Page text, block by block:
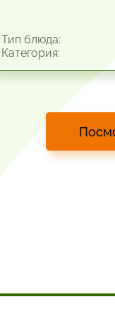
блюда: